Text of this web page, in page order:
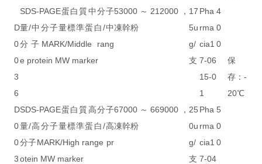
D
0
0
3
6
SDS-PAGE蛋白質中分子
量/中分子量標準蛋白/中
分子MARK/Middle rang
e protein MW marker
53000～212000，
凍幹粉
17
5u
g/
支
Pha
rma
cia1
7-06
15-0
1
4
0
0
保
存：-
20℃
D
0
0
3
SDS-PAGE蛋白質高分子
量/高分子量標準蛋白/高
分子MARK/High range pr
otein MW marker
67000～669000，
凍幹粉
25
0u
g/
支
Pha
rma
cia1
7-04
5
0
0